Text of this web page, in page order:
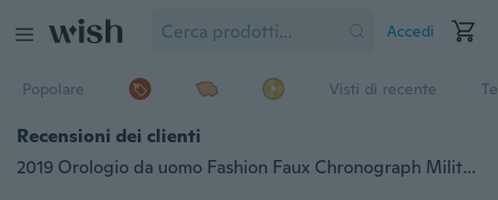
Accedi
Popolare Visti di recente
Recensioni dei clienti
2019 Orologio da uomo Fashion Faux Chronograph Military Sport Orologi da uomo Orologio di lusso al quarzo in acciaio inossidabile di lusso casual di marca superiore